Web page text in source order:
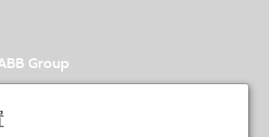
Group
(China)